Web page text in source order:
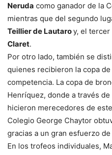
Neruda como ganador de la
mientras que del segundo
Teillier de Lautaroy, el tercer
Claret.
Por otro lado, también se
quienes recibieron la copa
competencia. La copa de
Henríquez, donde a través
hicieron merecedores de
Colegio George Chaytor
gracias a un gran esfuerzo
En los trofeos individuales,